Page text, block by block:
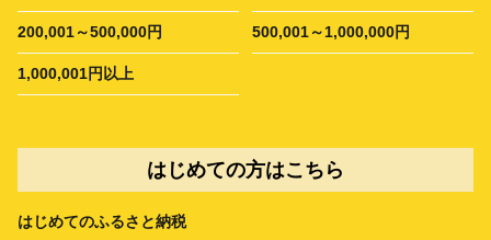
200,001～500,000円 500,001～1,000,000円
1,000,001円以上
はじめての方はこちら
はじめてのふるさと納税